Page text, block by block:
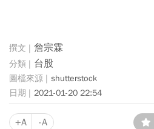
詹宗霖
台股
shutterstock
2021-01-20 22:54
+A -A